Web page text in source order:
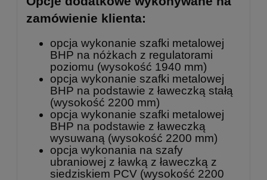
zamówienie klienta:
opcja wykonanie szafki metalowej
BHP na nóżkach z regulatorami
poziomu (wysokość 1940 mm)
opcja wykonanie szafki metalowej
BHP na podstawie z ławeczką stałą
(wysokość 2200 mm)
opcja wykonanie szafki metalowej
BHP na podstawie z ławeczką
wysuwaną (wysokość 2200 mm)
opcja wykonania na szafy
ubraniowej z ławką z ławeczką z
siedziskiem PCV (wysokość 2200